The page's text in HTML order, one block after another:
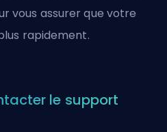
vous assurer que votre
rapidement.
le support